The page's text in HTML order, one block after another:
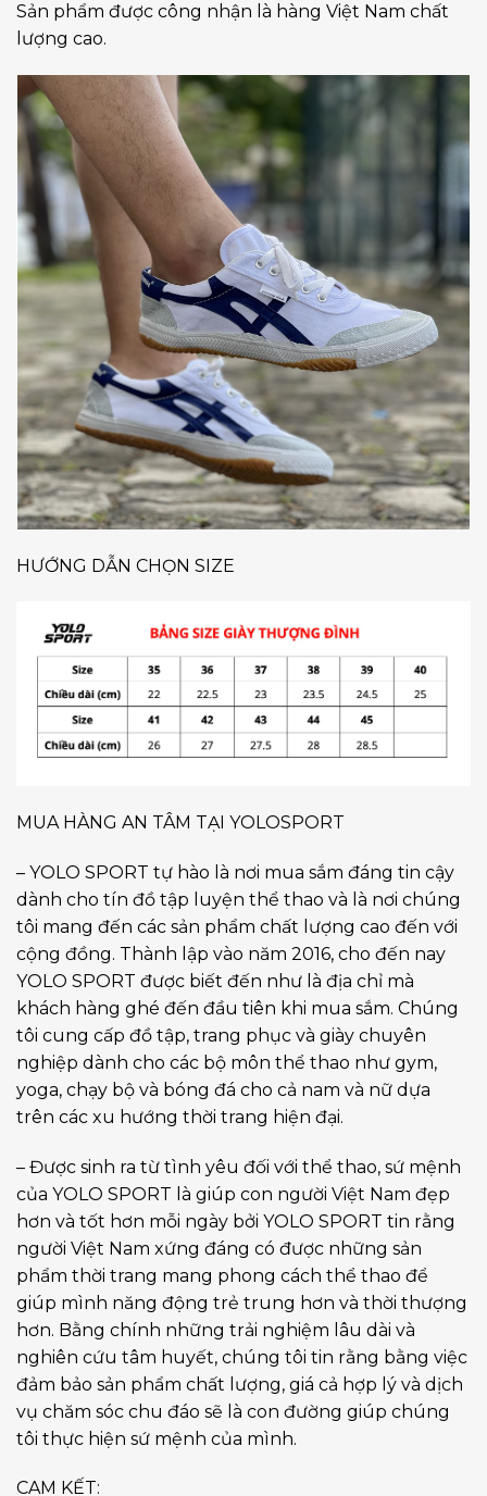
Sản phẩm được công nhận là hàng Việt Nam chất
lượng cao.
HƯỚNG DẪN CHỌN SIZE
MUA HÀNG AN TÂM TẠI YOLOSPORT
– YOLO SPORT tự hào là nơi mua sắm đáng tin cậy
dành cho tín đồ tập luyện thể thao và là nơi chúng
tôi mang đến các sản phẩm chất lượng cao đến với
cộng đồng. Thành lập vào năm 2016, cho đến nay
YOLO SPORT được biết đến như là địa chỉ mà
khách hàng ghé đến đầu tiên khi mua sắm. Chúng
tôi cung cấp đồ tập, trang phục và giày chuyên
nghiệp dành cho các bộ môn thể thao như gym,
yoga, chạy bộ và bóng đá cho cả nam và nữ dựa
trên các xu hướng thời trang hiện đại.
– Được sinh ra từ tình yêu đối với thể thao, sứ mệnh
của YOLO SPORT là giúp con người Việt Nam đẹp
hơn và tốt hơn mỗi ngày bởi YOLO SPORT tin rằng
người Việt Nam xứng đáng có được những sản
phẩm thời trang mang phong cách thể thao để
giúp mình năng động trẻ trung hơn và thời thượng
hơn. Bằng chính những trải nghiệm lâu dài và
nghiên cứu tâm huyết, chúng tôi tin rằng bằng việc
đảm bảo sản phẩm chất lượng, giá cả hợp lý và dịch
vụ chăm sóc chu đáo sẽ là con đường giúp chúng
tôi thực hiện sứ mệnh của mình.
CAM KẾT: